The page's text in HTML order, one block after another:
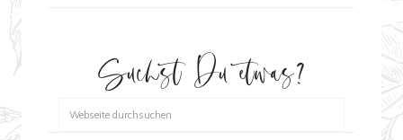
Suchst Du etwas?